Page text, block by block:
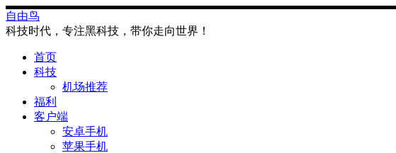
Skip
to
content
自由鸟
科技时代，专注黑科技，带你走向世界！
首页
科技
机场推荐
福利
客户端
安卓手机
苹果手机